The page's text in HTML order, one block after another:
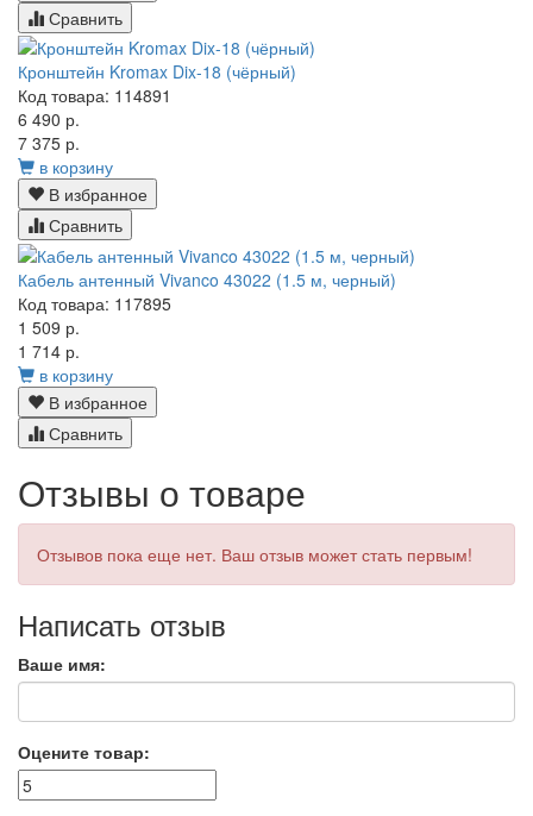
Сравнить
Кронштейн Kromax Dix-18 (чёрный)
Код товара: 114891
6 490 р.
7 375 р.
в корзину
В избранное
Сравнить
Кабель антенный Vivanco 43022 (1.5 м, черный)
Код товара: 117895
1 509 р.
1 714 р.
в корзину
В избранное
Сравнить
Отзывы о товаре
Отзывов пока еще нет. Ваш отзыв может стать первым!
Написать отзыв
Ваше имя:
Оцените товар: